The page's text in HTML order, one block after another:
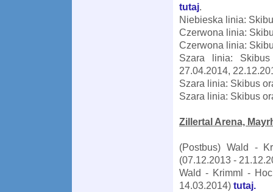
tutaj.
Niebieska linia:
Czerwona linia:
Czerwona linia:
Szara linia:
27.04.2014,
Szara linia: Skibus
Szara linia: Skibus
Zillertal Arena,
(Postbus) Wald -
(07.12.2013 -
Wald - Krimml -
14.03.2014) tutaj.